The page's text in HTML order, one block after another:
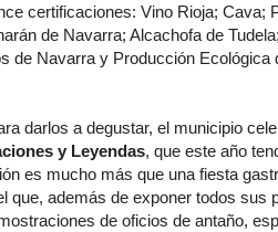
certificaciones: Vino Rioja; Cava;
de Navarra; Alcachofa de
de Navarra y Producción Ecológica
darlos a degustar, el municipio
y Leyendas, que este año
es mucho más que una fiesta
que, además de exponer todos sus
de oficios de antaño,